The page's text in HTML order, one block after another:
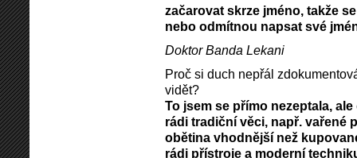
začarovat skrze jméno, takže
nebo odmítnou napsat své
Doktor Banda Lekani
Proč si duch nepřál
vidět?
To jsem se přímo nezeptala,
rádi tradiční věci, např. vařené
obětina vhodnější než
rádi přístroje a moderní